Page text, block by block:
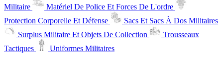
Militaire
Matériel De Police Et Forces De L'ordre
Protection Corporelle Et Défense
Sacs Et Sacs À Dos Militaires
Surplus Militaire Et Objets De Collection
Trousseaux
Tactiques
Uniformes Militaires